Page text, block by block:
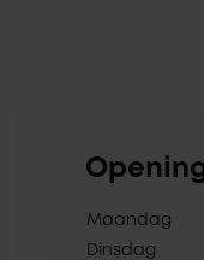
Maandag
Dinsdag